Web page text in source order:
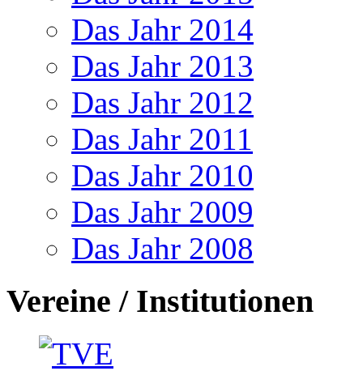
Das Jahr 2014
Das Jahr 2013
Das Jahr 2012
Das Jahr 2011
Das Jahr 2010
Das Jahr 2009
Das Jahr 2008
Vereine / Institutionen